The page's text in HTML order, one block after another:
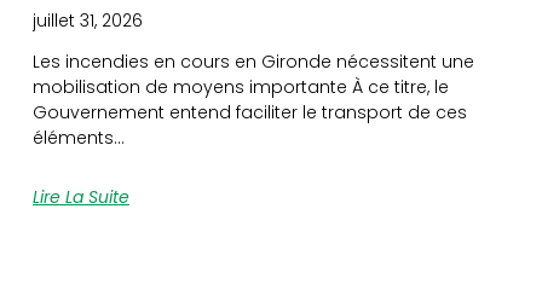
juillet 31, 2026
Les incendies en cours en Gironde nécessitent une
mobilisation de moyens importante À ce titre, le
Gouvernement entend faciliter le transport de ces
éléments…
Lire La Suite